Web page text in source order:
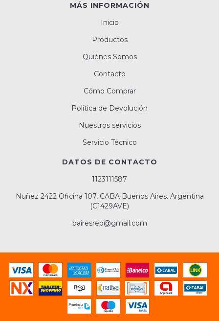
MÁS INFORMACIÓN
Inicio
Productos
Quiénes Somos
Contacto
Cómo Comprar
Política de Devolución
Nuestros servicios
Servicio Técnico
DATOS DE CONTACTO
1123111587
Nuñez 2422 Oficina 107, CABA Buenos Aires. Argentina
(C1429AVE)
bairesrep@gmail.com